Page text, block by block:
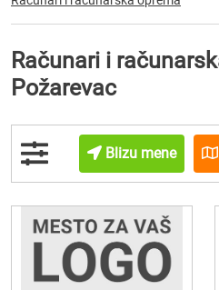
Računari i
Požarevac
Blizu mene